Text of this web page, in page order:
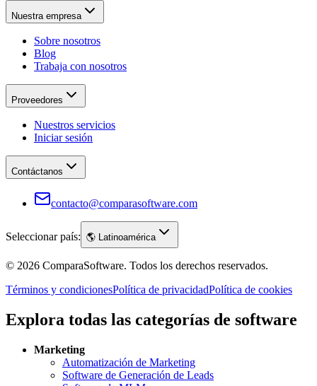
Nuestra empresa
Sobre nosotros
Blog
Trabaja con nosotros
Proveedores
Nuestros servicios
Iniciar sesión
Contáctanos
contacto@comparasoftware.com
Seleccionar país: 🌎 Latinoamérica
© 2026 ComparaSoftware. Todos los derechos reservados.
Términos y condicionesPolítica de privacidadPolítica de cookies
Explora todas las categorías de software
Marketing
Automatización de Marketing
Software de Generación de Leads